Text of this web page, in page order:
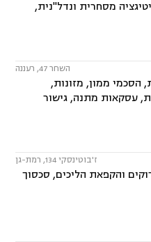
מסחרית ונדל"נית,
השחר 47, רעננה
הסכמי ממון, מזונות,
עסקאות מתנה, גישור
ז'בוטינסקי 134, רמת-גן
והקפאת הליכים, סכסוך